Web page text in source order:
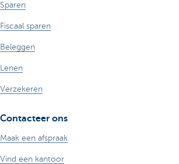
Sparen
Fiscaal sparen
Beleggen
Lenen
Verzekeren
Contacteer ons
Maak een afspraak
Vind een kantoor